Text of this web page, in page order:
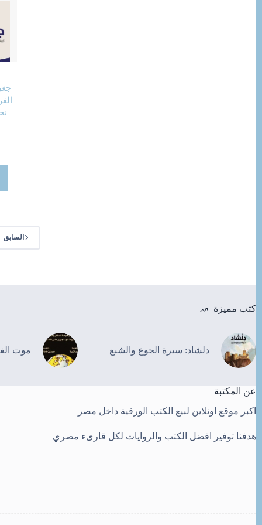
السابق
كتب مميزة
دلشاد: سيرة الجوع والشبع موت
عن المكتبة
اكبر موقع اونلاين لبيع الكتب الورقية داخل مصر
هدفنا توفير افضل الكتب والروايات لكل قارىء مصري